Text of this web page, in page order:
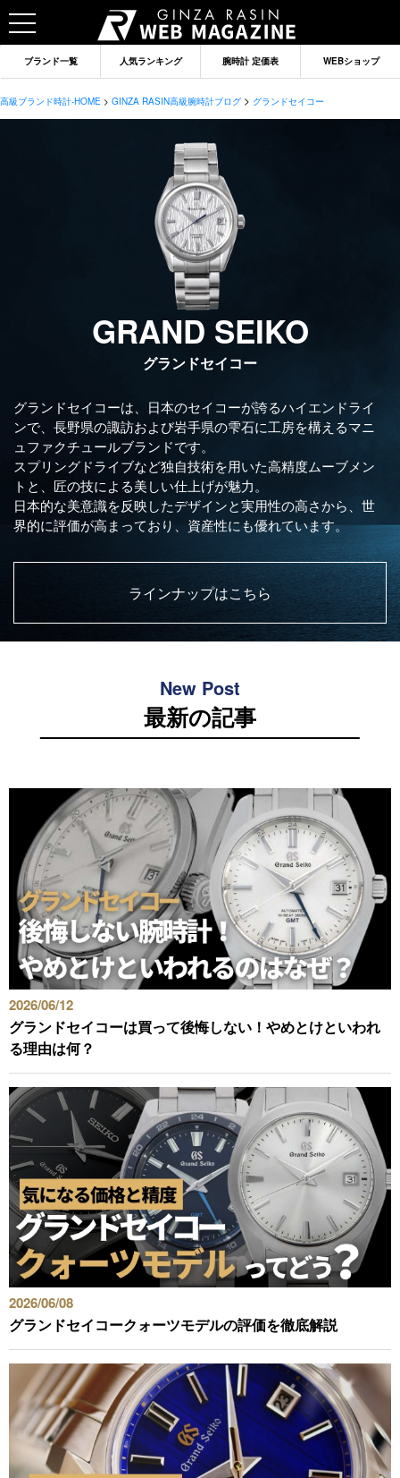
ブランドから記事を探す
オーデマピゲ
グランドセイコー
ヴァシュロンコンスタンタ
ン
ウブロ
ブレゲ
すべてのブランドから探す
新着記事
ブランド別定価表
腕時計入門ガイド
人気ランキング
腕時計クイズ
監修者一覧
動画コンテンツ
おすすめコンテンツをGINZA RASINスタッフがご紹介
SNS
ブランド一覧 人気ランキング 腕時計 定価表 WEBショップ
高級ブランド時計-HOME > GINZA RASIN高級腕時計ブログ > グランドセイコー
GRAND SEIKO
グランドセイコー
グランドセイコーは、日本のセイコーが誇るハイエンドライ
ンで、長野県の諏訪および岩手県の雫石に工房を構えるマニ
ュファクチュールブランドです。
スプリングドライブなど独自技術を用いた高精度ムーブメン
トと、匠の技による美しい仕上げが魅力。
日本的な美意識を反映したデザインと実用性の高さから、世
界的に評価が高まっており、資産性にも優れています。
ラインナップはこちら
New Post
最新の記事
2026/06/12
グランドセイコーは買って後悔しない！やめとけといわれ
る理由は何？
2026/06/08
グランドセイコークォーツモデルの評価を徹底解説